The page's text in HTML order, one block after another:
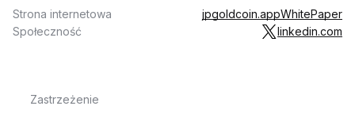
Strona internetowa jpgoldcoin.appWhitePaper
Społeczność
linkedin.com
Zastrzeżenie